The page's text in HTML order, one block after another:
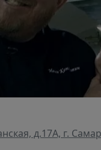
д.17А, г.